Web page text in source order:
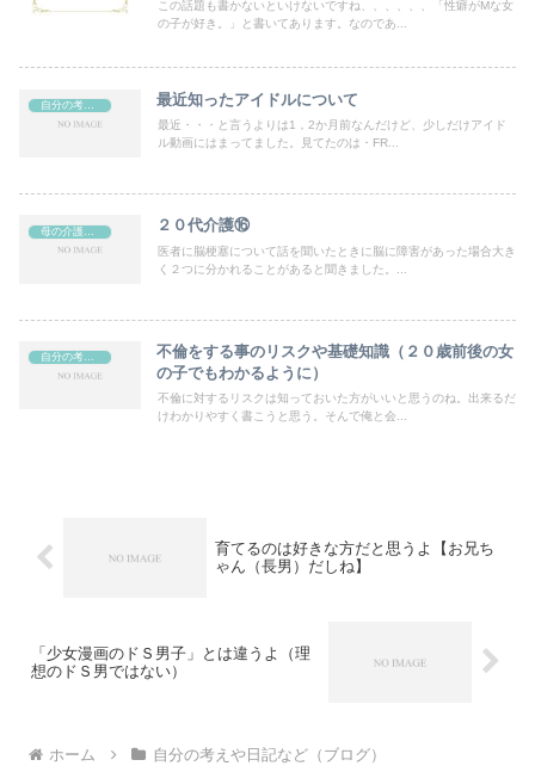
この話題も書かないといけないですね、、、、、、「性癖がMな女
の子が好き。」と書いてあります。なのであ...
最近知ったアイドルについて
最近・・・と言うよりは1，2か月前なんだけど、少しだけアイド
ル動画にはまってました。見てたのは・FR...
２０代介護⑯
医者に脳梗塞について話を聞いたときに脳に障害があった場合大き
く２つに分かれることがあると聞きました。...
自分の考えや日記など（ブログ）
不倫をする事のリスクや基礎知識（２０歳前後の女
の子でもわかるように）
不倫に対するリスクは知っておいた方がいいと思うのね。出来るだ
けわかりやすく書こうと思う。そんで俺と会...
育てるのは好きな方だと思うよ【お兄ち
ゃん（長男）だしね】
「少女漫画のドＳ男子」とは違うよ（理
想のドＳ男ではない）
ホーム 自分の考えや日記など（ブログ）